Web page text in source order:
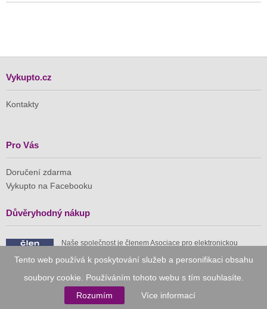
Tento web používá k poskytování služeb a personifikaci obsahu
soubory cookie. Používáním tohoto webu s tím souhlasíte.
Rozumím
Více informací
Vykupto.cz
Kontakty
Pro Vás
Doručení zdarma
Vykupto na Facebooku
Důvěryhodný nákup
Naše společnost je členem Asociace pro elektronickou